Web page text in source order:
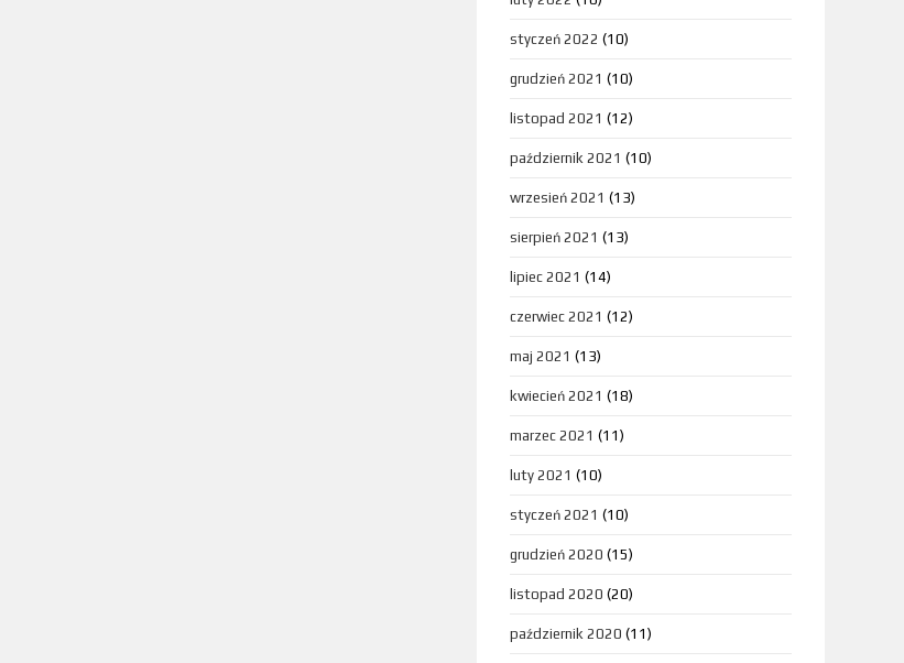
styczeń 2022 (10)
grudzień 2021 (10)
listopad 2021 (12)
październik 2021 (10)
wrzesień 2021 (13)
sierpień 2021 (13)
lipiec 2021 (14)
czerwiec 2021 (12)
maj 2021 (13)
kwiecień 2021 (18)
marzec 2021 (11)
luty 2021 (10)
styczeń 2021 (10)
grudzień 2020 (15)
listopad 2020 (20)
październik 2020 (11)